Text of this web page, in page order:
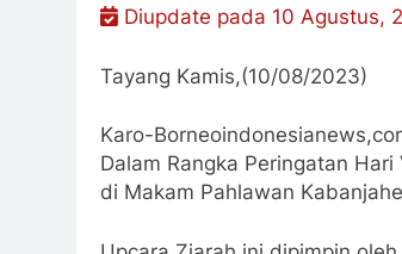
Diupdate pada 10 Agustus,
Tayang Kamis,(10/08/2023)
Karo-
Dalam Rangka Peringatan
di Makam Pahlawan